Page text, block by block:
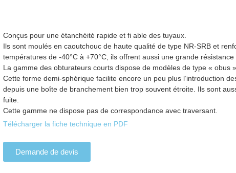
Conçus pour une étanchéité rapide et fi able des tuyaux.
Ils sont moulés en caoutchouc de haute qualité de type NR-SRB et
températures de -40°C à +70°C, ils offrent aussi une grande résistance
La gamme des obturateurs courts dispose de modèles de type « obus ».
Cette forme demi-sphérique facilite encore un peu plus l’introduction
depuis une boîte de branchement bien trop souvent étroite. Ils sont
fuite.
Cette gamme ne dispose pas de correspondance avec traversant.
Télécharger la fiche technique en PDF
Demande de devis